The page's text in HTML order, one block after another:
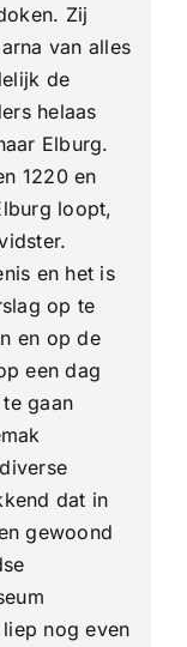
Zij
van alles
de
helaas
Elburg.
1220 en
loopt,
en het is
op te
en op de
een dag
gaan
dat in
gewoond
nog even